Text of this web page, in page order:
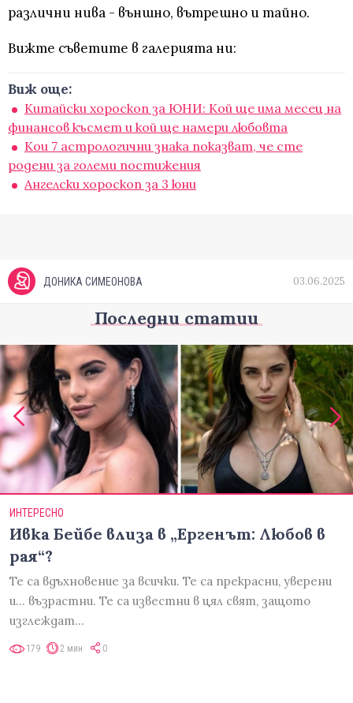
различни нива - външно, вътрешно и тайно.
Вижте съветите в галерията ни:
Виж още:
Китайски хороскоп за ЮНИ: Кой ще има месец на
финансов късмет и кой ще намери любовта
Кои 7 астрологични знака показват, че сте
родени за големи постижения
Ангелски хороскоп за 3 юни
ДОНИКА СИМЕОНОВА 03.06.2025
Последни статии
ИНТЕРЕСНО
Ивка Бейбе влиза в „Ергенът: Любов в
рая“?
Те са вдъхновение за всички. Те са прекрасни, уверени
и... възрастни. Те са известни в цял свят, защото
изглеждат…
179 2 мин 0